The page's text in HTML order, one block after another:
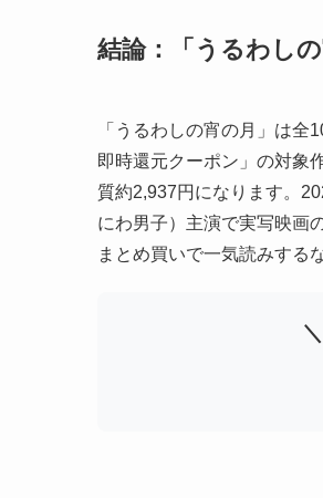
結論：「うるわし
「うるわしの宵の月」は
即時還元クーポン」の対象
質約2,937円になります。
にわ男子）主演で実写映画
まとめ買いで一気読みする